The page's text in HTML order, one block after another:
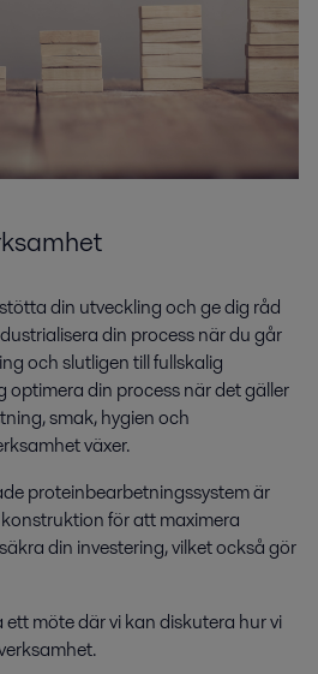
din utveckling och ge dig råd
din process när du går
och slutligen till fullskalig
optimera din process när det gäller
smak, hygien och
växer.
proteinbearbetningssystem är
för att maximera
din investering, vilket också gör
möte där vi kan diskutera hur vi